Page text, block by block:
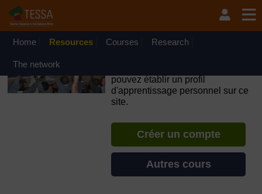
Passer au contenu principal
OpenLearn Create will be unavailable on Wednesday 12
August 2026 from 8am to 10.30am (GMT) due to routine
Home Resources Courses Research
The network
pouvez établir un profil
d'apprentissage personnel sur ce
site.
Créer un compte
Autres cours